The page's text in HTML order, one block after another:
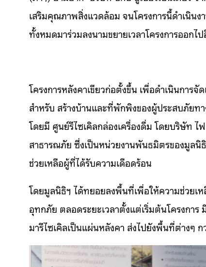
เสริมคุณภาพสิ่งแวดล้อม จนโครงการนี้ดำเนิน
ทั้งหมดมาร่วมลงนามขยายเวลาโครงการออกไ
โครงการหลังคาเขียวก่อตั้งขึ้น เพื่อดำเนินการ
สำหรับ สร้างบ้านและที่พักพิงของผู้ประสบภัยท
โดยมี ศูนย์รีไซเคิลกล่องเครื่องดื่ม โดยบริษัท
สาธารณภัย ซึ่งเป็นหน่วยงานพันธมิตรของมูลนิ
ช่วยเหลือผู้ที่ได้รับความเดือดร้อน
โดยมูลนิธิฯ ได้ทยอยลงพื้นที่เพื่อให้ความช่วย
อุทกภัย ตลอดระยะเวลาตั้งแต่เริ่มต้นโครงการ
มารีไซเคิลเป็นแผ่นหลังคา ส่งไปยังพื้นที่ต่างๆ